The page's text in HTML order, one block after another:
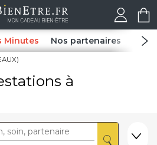
Minutes Nos partenaires Spas
à